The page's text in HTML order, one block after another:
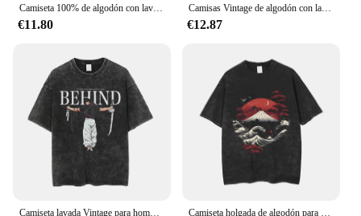
€11.80
Camisas Vintage de algodón con lavado ácido, camisetas de manga corta con gráficos de Anime para hombres y mujeres, camisetas informales holgadas de gran tamaño de verano
€12.87